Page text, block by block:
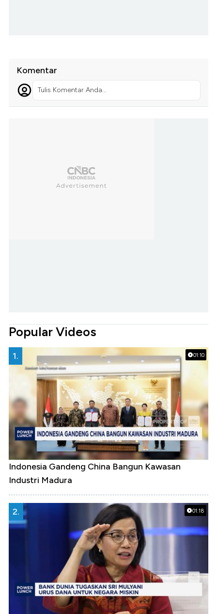
Komentar
Tulis Komentar Anda...
Popular Videos
01:10
1.
Indonesia Gandeng China Bangun Kawasan
Industri Madura
01:18
2.